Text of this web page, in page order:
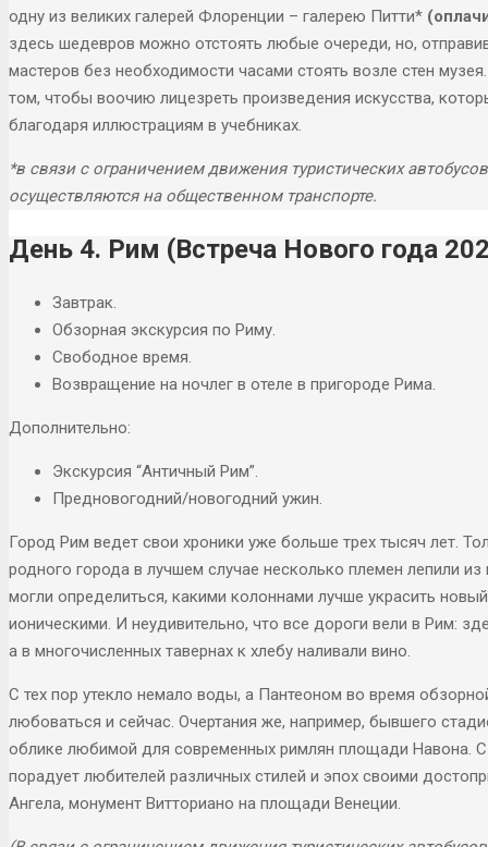
одну из великих галерей Флоренции – галерею Питти*
здесь шедевров можно отстоять любые очереди, но,
мастеров без необходимости часами стоять возле стен
том, чтобы воочию лицезреть произведения искусства,
благодаря иллюстрациям в учебниках.
*в связи с ограничением движения туристических
осуществляются на общественном транспорте.
День 4. Рим (Встреча Нового года
Завтрак.
Обзорная экскурсия по Риму.
Свободное время.
Возвращение на ночлег в отеле в пригороде Рима.
Дополнительно:
Экскурсия “Античный Рим”.
Предновогодний/новогодний ужин.
Город Рим ведет свои хроники уже больше трех тысяч лет.
родного города в лучшем случае несколько племен лепили
могли определиться, какими колоннами лучше украсить
ионическими. И неудивительно, что все дороги вели в Рим:
а в многочисленных тавернах к хлебу наливали вино.
С тех пор утекло немало воды, а Пантеоном во время
любоваться и сейчас. Очертания же, например, бывшего
облике любимой для современных римлян площади Навона.
порадует любителей различных стилей и эпох своими
Ангела, монумент Витториано на площади Венеции.